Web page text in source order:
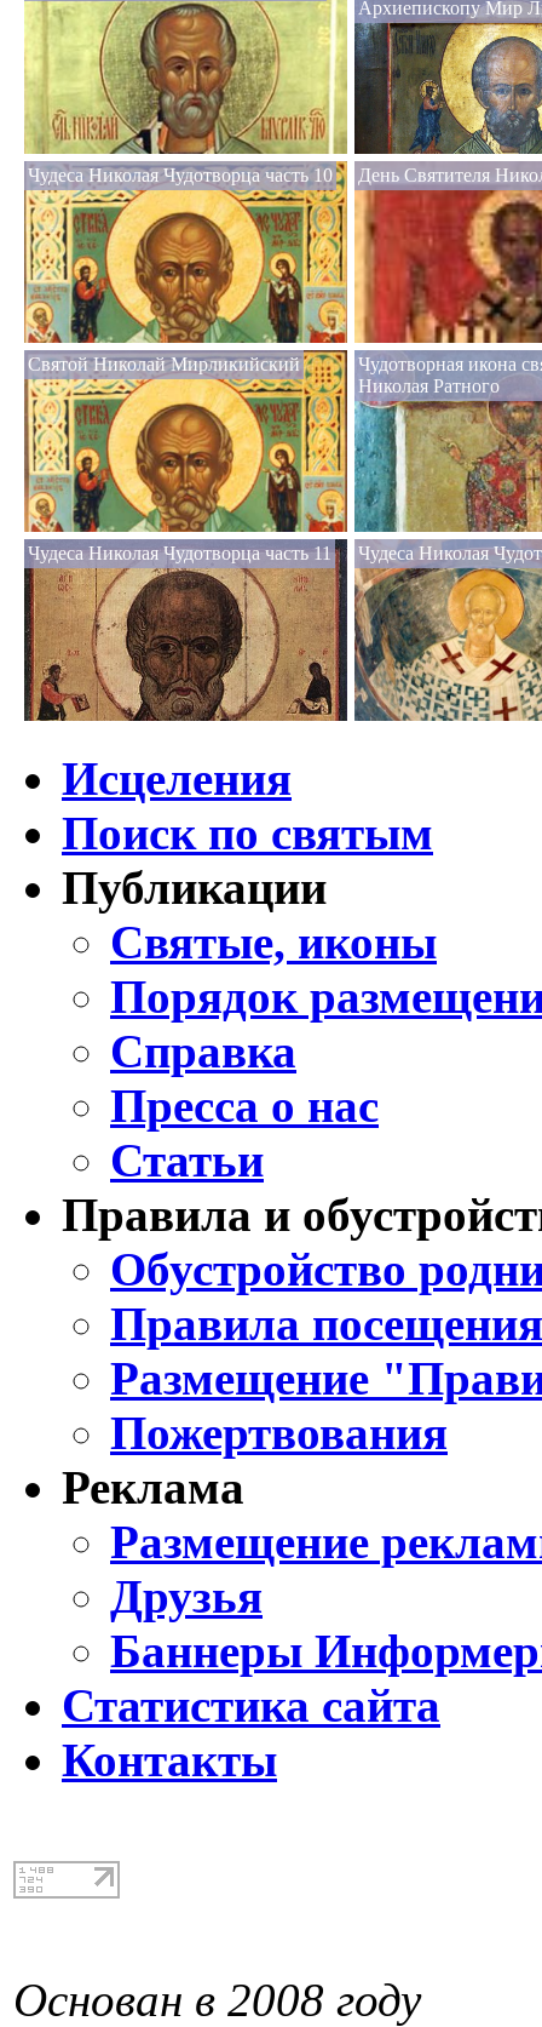
Архиепископу Мир
Чудеса Николая Чудотворца часть 10 День Святителя
Святой Николай Мирликийский
Чудотворная икона
Николая Ратного
Чудеса Николая Чудотворца часть 11 Чудеса Николая
Исцеления
Поиск по святым
Публикации
Святые, иконы
Порядок
Справка
Пресса о нас
Статьи
Правила и
Обустройство
Правила
Размещение
Пожертвования
Реклама
Размещение
Друзья
Баннеры
Статистика сайта
Контакты
Основан в 2008 году